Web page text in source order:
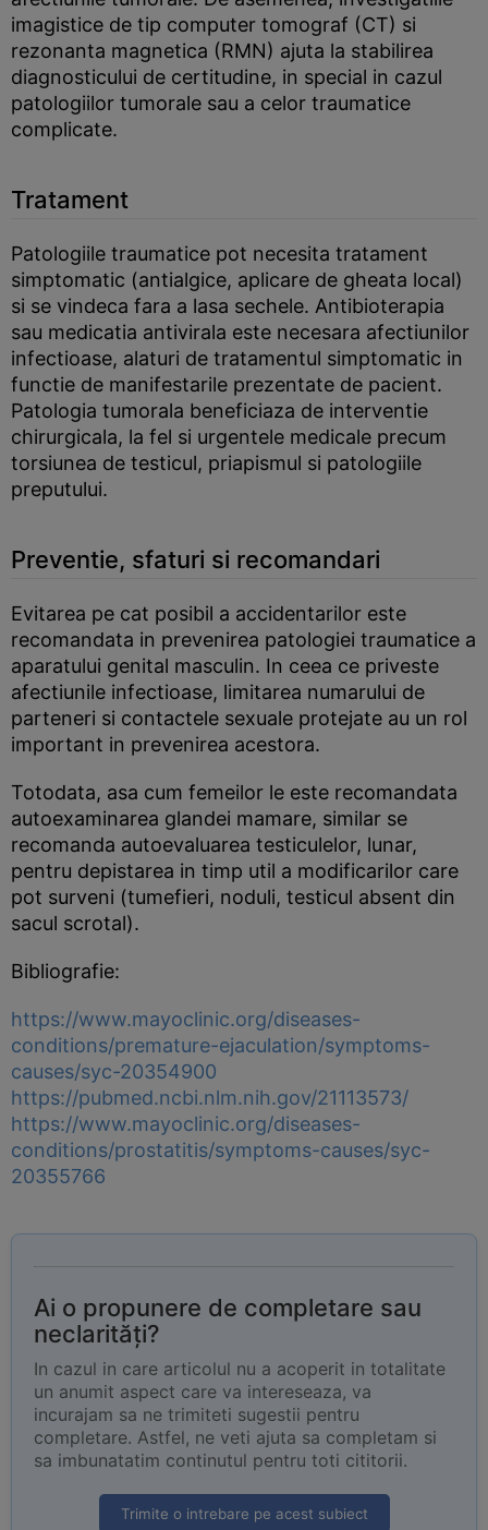
imagistice de tip computer tomograf (CT) si
rezonanta magnetica (RMN) ajuta la stabilirea
diagnosticului de certitudine, in special in cazul
patologiilor tumorale sau a celor traumatice
complicate.
Tratament
Patologiile traumatice pot necesita tratament
simptomatic (antialgice, aplicare de gheata local)
si se vindeca fara a lasa sechele. Antibioterapia
sau medicatia antivirala este necesara afectiunilor
infectioase, alaturi de tratamentul simptomatic in
functie de manifestarile prezentate de pacient.
Patologia tumorala beneficiaza de interventie
chirurgicala, la fel si urgentele medicale precum
torsiunea de testicul, priapismul si patologiile
preputului.
Preventie, sfaturi si recomandari
Evitarea pe cat posibil a accidentarilor este
recomandata in prevenirea patologiei traumatice a
aparatului genital masculin. In ceea ce priveste
afectiunile infectioase, limitarea numarului de
parteneri si contactele sexuale protejate au un rol
important in prevenirea acestora.
Totodata, asa cum femeilor le este recomandata
autoexaminarea glandei mamare, similar se
recomanda autoevaluarea testiculelor, lunar,
pentru depistarea in timp util a modificarilor care
pot surveni (tumefieri, noduli, testicul absent din
sacul scrotal).
Bibliografie:
https://www.mayoclinic.org/diseases-
conditions/premature-ejaculation/symptoms-
causes/syc-20354900
https://pubmed.ncbi.nlm.nih.gov/21113573/
https://www.mayoclinic.org/diseases-
conditions/prostatitis/symptoms-causes/syc-
20355766
Ai o propunere de completare sau
neclarități?
In cazul in care articolul nu a acoperit in totalitate
un anumit aspect care va intereseaza, va
incurajam sa ne trimiteti sugestii pentru
completare. Astfel, ne veti ajuta sa completam si
sa imbunatatim continutul pentru toti cititorii.
Trimite o intrebare pe acest subiect